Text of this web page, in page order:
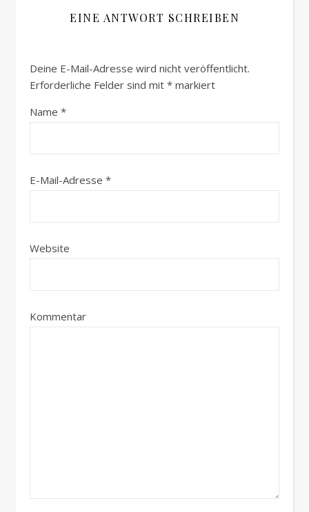
EINE ANTWORT SCHREIBEN
Deine E-Mail-Adresse wird nicht veröffentlicht.
Erforderliche Felder sind mit * markiert
Name *
E-Mail-Adresse *
Website
Kommentar